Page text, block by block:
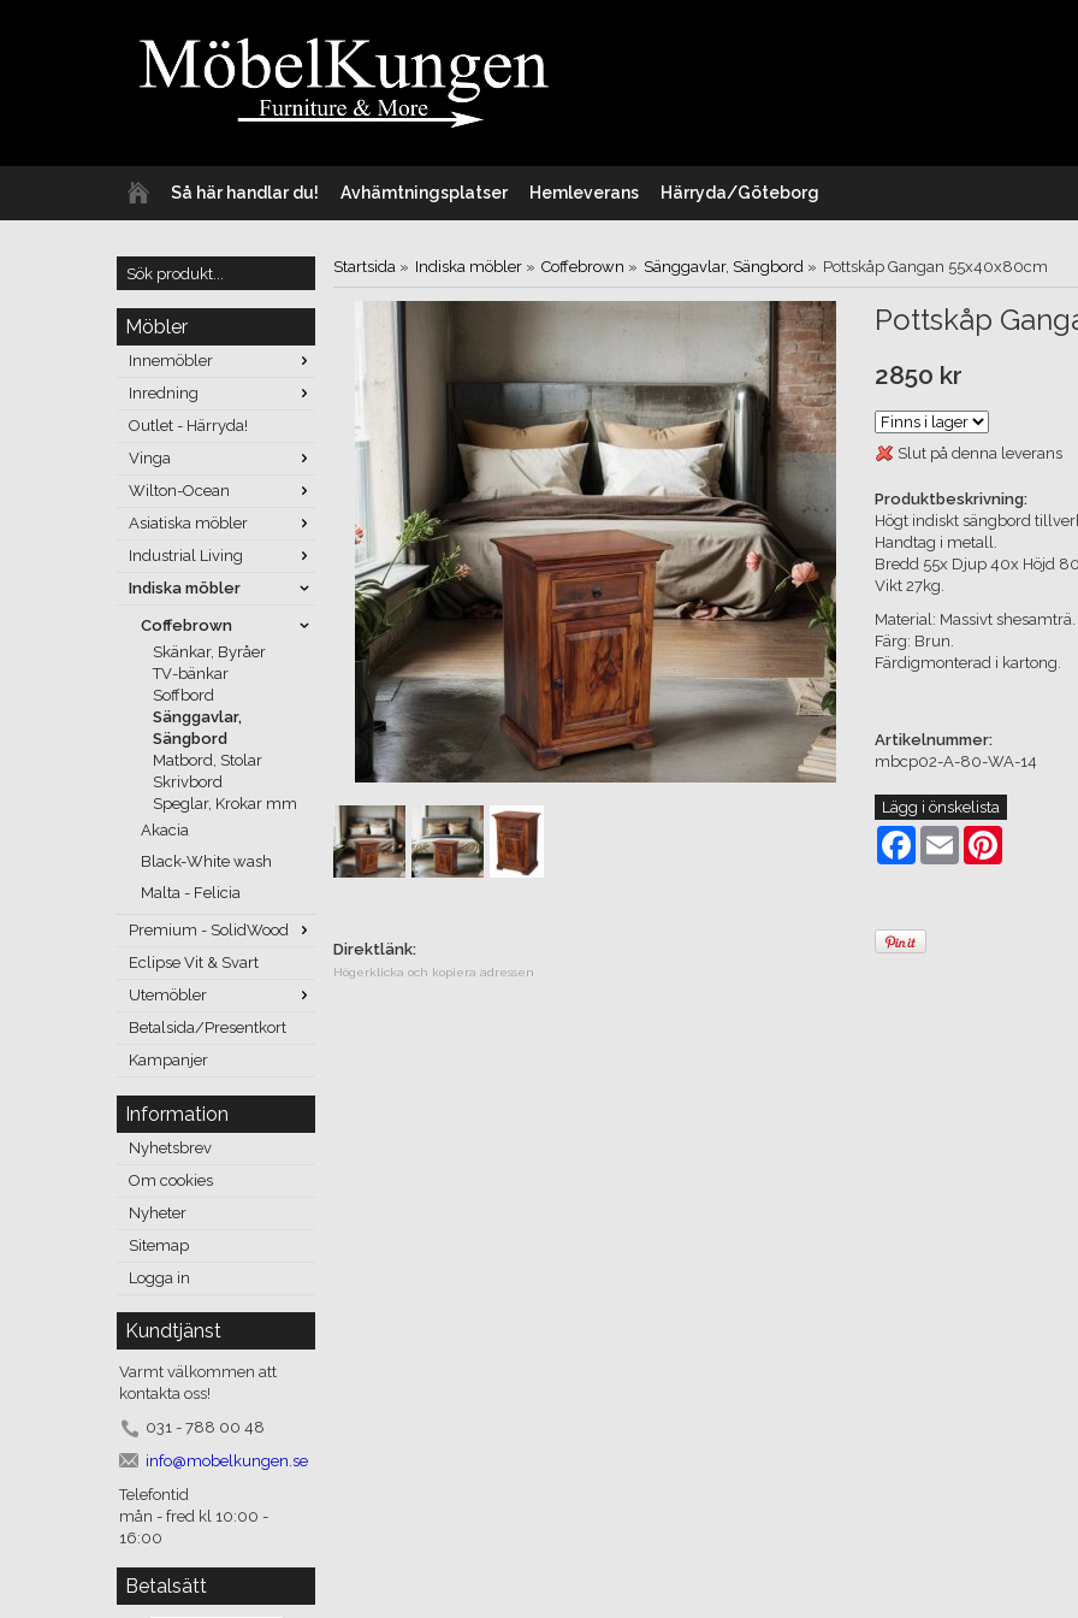
Så här handlar du! Avhämtningsplatser Hemleverans Härryda/Göteborg
Möbler
Innemöbler
Inredning
Outlet - Härryda!
Vinga
Wilton-Ocean
Asiatiska möbler
Industrial Living
Indiska möbler
Coffebrown
Skänkar, Byråer
TV-bänkar
Soffbord
Sänggavlar,
Sängbord
Matbord, Stolar
Skrivbord
Speglar, Krokar mm
Akacia
Black-White wash
Malta - Felicia
Premium - SolidWood
Eclipse Vit & Svart
Utemöbler
Betalsida/Presentkort
Kampanjer
Information
Nyhetsbrev
Om cookies
Nyheter
Sitemap
Logga in
Kundtjänst
Varmt välkommen att
kontakta oss!
031 - 788 00 48
info@mobelkungen.se
Telefontid
mån - fred kl 10:00 -
16:00
Betalsätt
Startsida » Indiska möbler » Coffebrown » Sänggavlar, Sängbord » Pottskåp Gangan 55x40x80cm
Direktlänk:
Högerklicka och kopiera adressen
Pottskåp
2850 kr
Slut på denna leverans
Produktbeskrivning:
Högt indiskt sängbord
Handtag i metall.
Bredd 55x Djup 40x Höjd
Vikt 27kg.
Material: Massivt shesamträ.
Färg: Brun.
Färdigmonterad i kartong.
Artikelnummer:
mbcp02-A-80-WA-14
Lägg i önskelista
Facebook
Email